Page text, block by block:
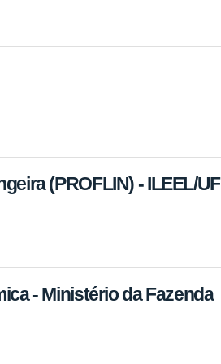
(PROFLIN) - ILEEL/
- Ministério da Fazenda